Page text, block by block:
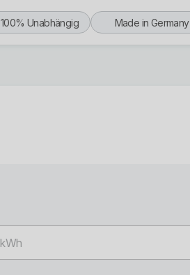
100% Unabhängig Made in Germany